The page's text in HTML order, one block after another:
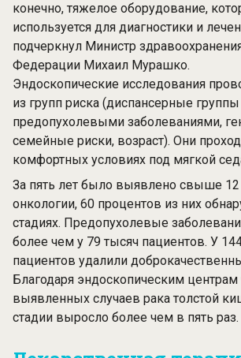
конечно, тяжелое оборудование,
используется для диагностики и
подчеркнул Министр
Федерации Михаил Мурашко.
Эндоскопические исследования
из групп риска (диспансерные группы
предопухолевыми заболеваниями,
семейные риски, возраст). Они
комфортных условиях под мягкой
За пять лет было выявлено свыше 12
онкологии, 60 процентов из них
стадиях. Предопухолевые
более чем у 79 тысяч пациентов. У
пациентов удалили
Благодаря эндоскопическим центрам
выявленных случаев рака толстой
стадии выросло более чем в пять раз.